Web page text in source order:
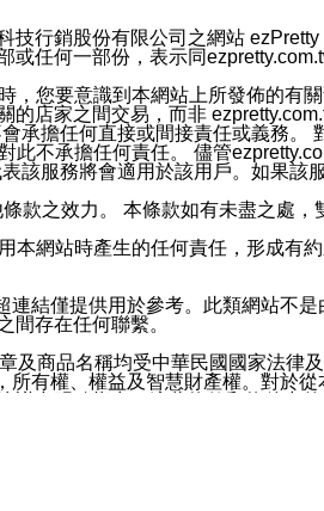
項服務之資料或電子郵件供您參
，您仍可接收到通知型訊息。
的的訊息皆不會被傳送。滿足以下
號的通知型訊息。
行銷股份有限公司之網站
任何一部份，表示同
您要意識到本網站上所發佈的有
店家之間交易，而非
承擔任何直接或間接責任或義務
不承擔任何責任。 儘管
服務將會適用於該用戶。如果該
之效力。 本條款如有未盡之處，
網站時產生的任何責任，形成有
結僅提供用於參考。此類網站不
間存在任何聯繫。
商品名稱均受中華民國國家法律
有權、權益及智慧財產權。對於